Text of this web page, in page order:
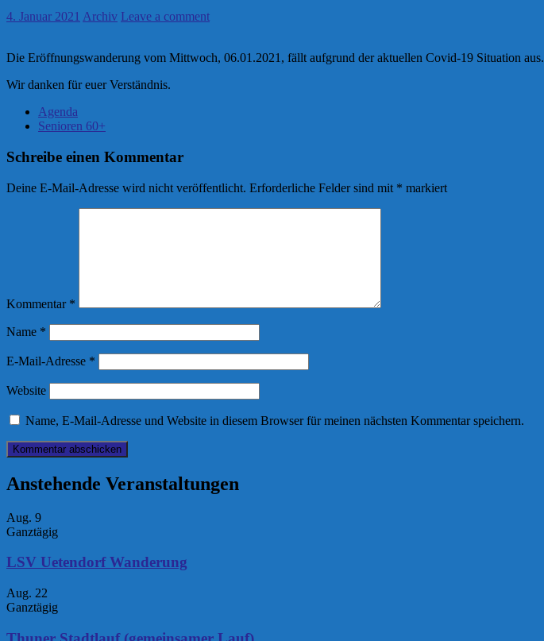
4. Januar 2021 Archiv Leave a comment
Die Eröffnungswanderung vom Mittwoch, 06.01.2021, fällt aufgrund der aktuellen Covid-19 Situation aus.
Wir danken für euer Verständnis.
Agenda
Senioren 60+
Schreibe einen Kommentar
Deine E-Mail-Adresse wird nicht veröffentlicht. Erforderliche Felder sind mit * markiert
Kommentar *
Name *
E-Mail-Adresse *
Website
Name, E-Mail-Adresse und Website in diesem Browser für meinen nächsten Kommentar speichern.
Anstehende Veranstaltungen
Aug. 9
Ganztägig
LSV Uetendorf Wanderung
Aug. 22
Ganztägig